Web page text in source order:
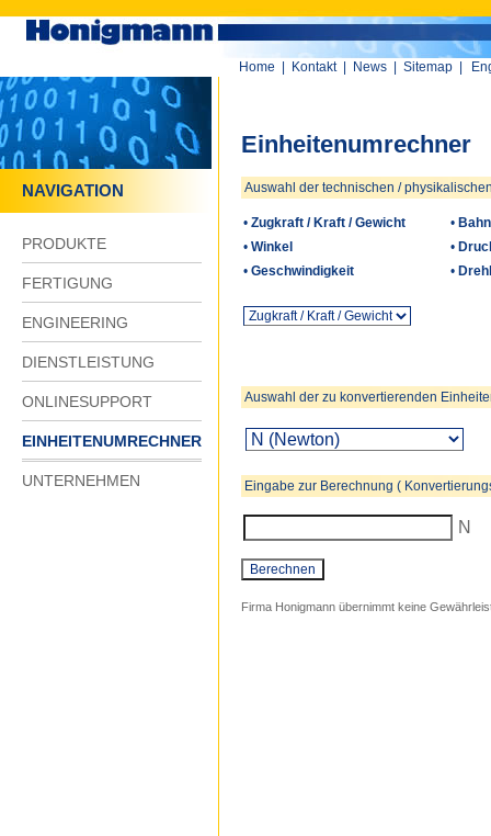
Home Kontakt News Sitemap
NAVIGATION
PRODUKTE
FERTIGUNG
ENGINEERING
DIENSTLEISTUNG
ONLINESUPPORT
EINHEITENUMRECHNER
UNTERNEHMEN
Einheitenumrechner